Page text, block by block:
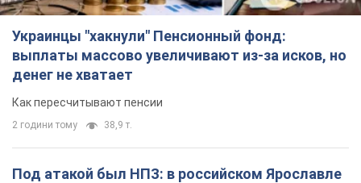
Украинцы "хакнули" Пенсионный фонд:
выплаты массово увеличивают из-за исков, но
денег не хватает
Как пересчитывают пенсии
2 години тому 38,9 т.
Под атакой был НПЗ: в российском Ярославле